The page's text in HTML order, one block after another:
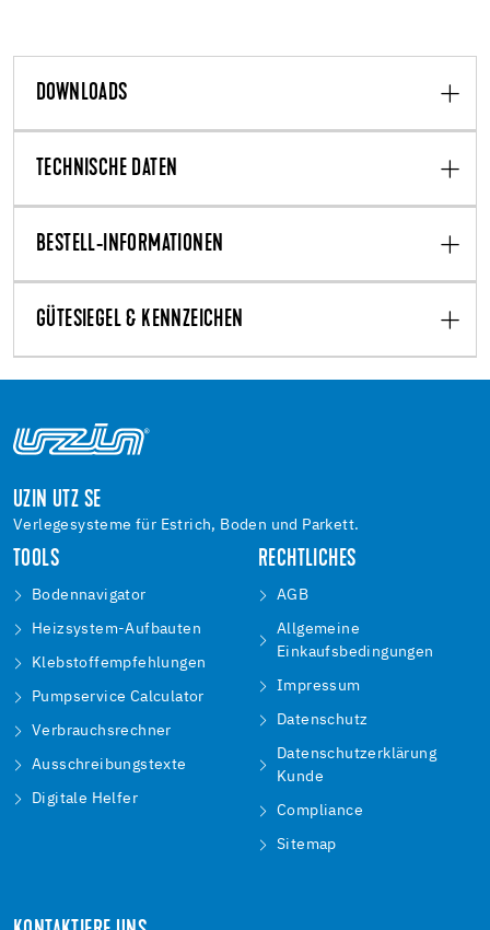
DOWNLOADS
TECHNISCHE DATEN
BESTELL-INFORMATIONEN
GÜTESIEGEL & KENNZEICHEN
UZIN UTZ SE
Verlegesysteme für Estrich, Boden und Parkett.
TOOLS
Bodennavigator
Heizsystem-Aufbauten
Klebstoffempfehlungen
Pumpservice Calculator
Verbrauchsrechner
Ausschreibungstexte
Digitale Helfer
RECHTLICHES
AGB
Allgemeine
Einkaufsbedingungen
Impressum
Datenschutz
Datenschutzerklärung
Kunde
Compliance
Sitemap